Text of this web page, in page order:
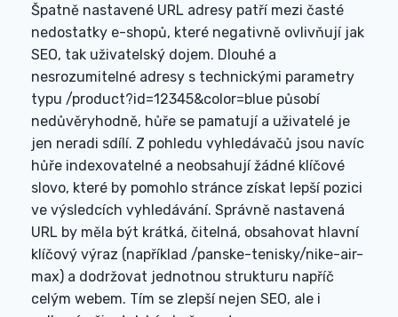
Špatně nastavené URL adresy patří mezi časté
nedostatky e-shopů, které negativně ovlivňují jak
SEO, tak uživatelský dojem. Dlouhé a
nesrozumitelné adresy s technickými parametry
typu /product?id=12345&color=blue působí
nedůvěryhodně, hůře se pamatují a uživatelé je
jen neradi sdílí. Z pohledu vyhledávačů jsou navíc
hůře indexovatelné a neobsahují žádné klíčové
slovo, které by pomohlo stránce získat lepší pozici
ve výsledcích vyhledávání. Správně nastavená
URL by měla být krátká, čitelná, obsahovat hlavní
klíčový výraz (například /panske-tenisky/nike-air-
max) a dodržovat jednotnou strukturu napříč
celým webem. Tím se zlepší nejen SEO, ale i